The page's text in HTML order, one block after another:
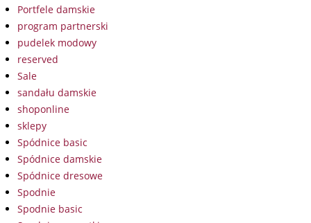
Portfele damskie
program partnerski
pudelek modowy
reserved
Sale
sandału damskie
shoponline
sklepy
Spódnice basic
Spódnice damskie
Spódnice dresowe
Spodnie
Spodnie basic